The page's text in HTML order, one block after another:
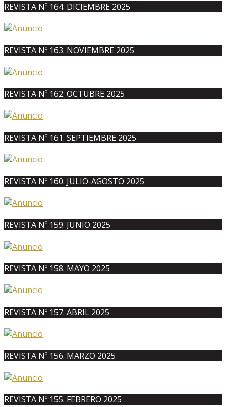
REVISTA Nº 164. DICIEMBRE 2025
REVISTA Nº 163. NOVIEMBRE 2025
REVISTA Nº 162. OCTUBRE 2025
REVISTA Nº 161. SEPTIEMBRE 2025
REVISTA Nº 160. JULIO-AGOSTO 2025
REVISTA Nº 159. JUNIO 2025
REVISTA Nº 158. MAYO 2025
REVISTA Nº 157. ABRIL 2025
REVISTA Nº 156. MARZO 2025
REVISTA Nº 155. FEBRERO 2025